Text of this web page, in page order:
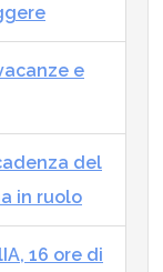
e
del
in ruolo
16 ore di